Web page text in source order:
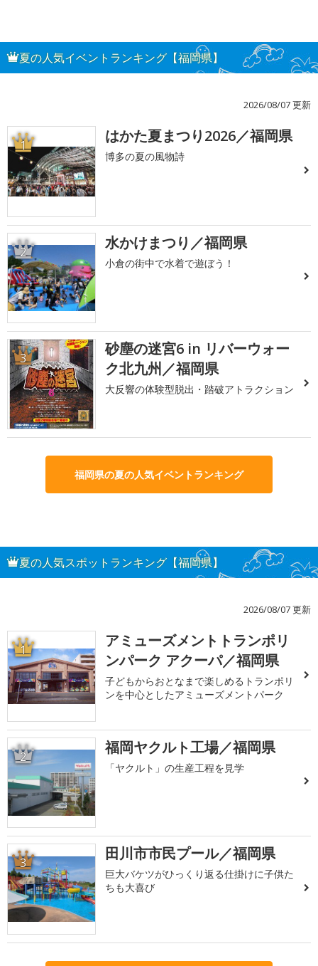
夏の人気イベントランキング【福岡県】
2026/08/07 更新
1 はかた夏まつり2026／福岡県
博多の夏の風物詩
2 水かけまつり／福岡県
小倉の街中で水着で遊ぼう！
3
砂塵の迷宮6 in リバーウォー
ク北九州／福岡県
大反響の体験型脱出・踏破アトラクション
福岡県の夏の人気イベントランキング
夏の人気スポットランキング【福岡県】
2026/08/07 更新
1
アミューズメントトランポリ
ンパーク アクーパ／福岡県
子どもからおとなまで楽しめるトランポリ
ンを中心としたアミューズメントパーク
2 福岡ヤクルト工場／福岡県
「ヤクルト」の生産工程を見学
3 田川市市民プール／福岡県
巨大バケツがひっくり返る仕掛けに子供た
ちも大喜び